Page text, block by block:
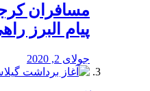
مسافران
پیام البرز
جولای 2, 2020